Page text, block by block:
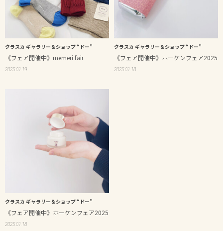
クラスカ ギャラリー＆ショップ “ドー”
《フェア開催中》memeri fair
2025.01.19
クラスカ ギャラリー＆ショップ “ドー”
《フェア開催中》ホーケンフェア2025
2025.01.18
クラスカ ギャラリー＆ショップ “ドー”
《フェア開催中》ホーケンフェア2025
2025.01.18